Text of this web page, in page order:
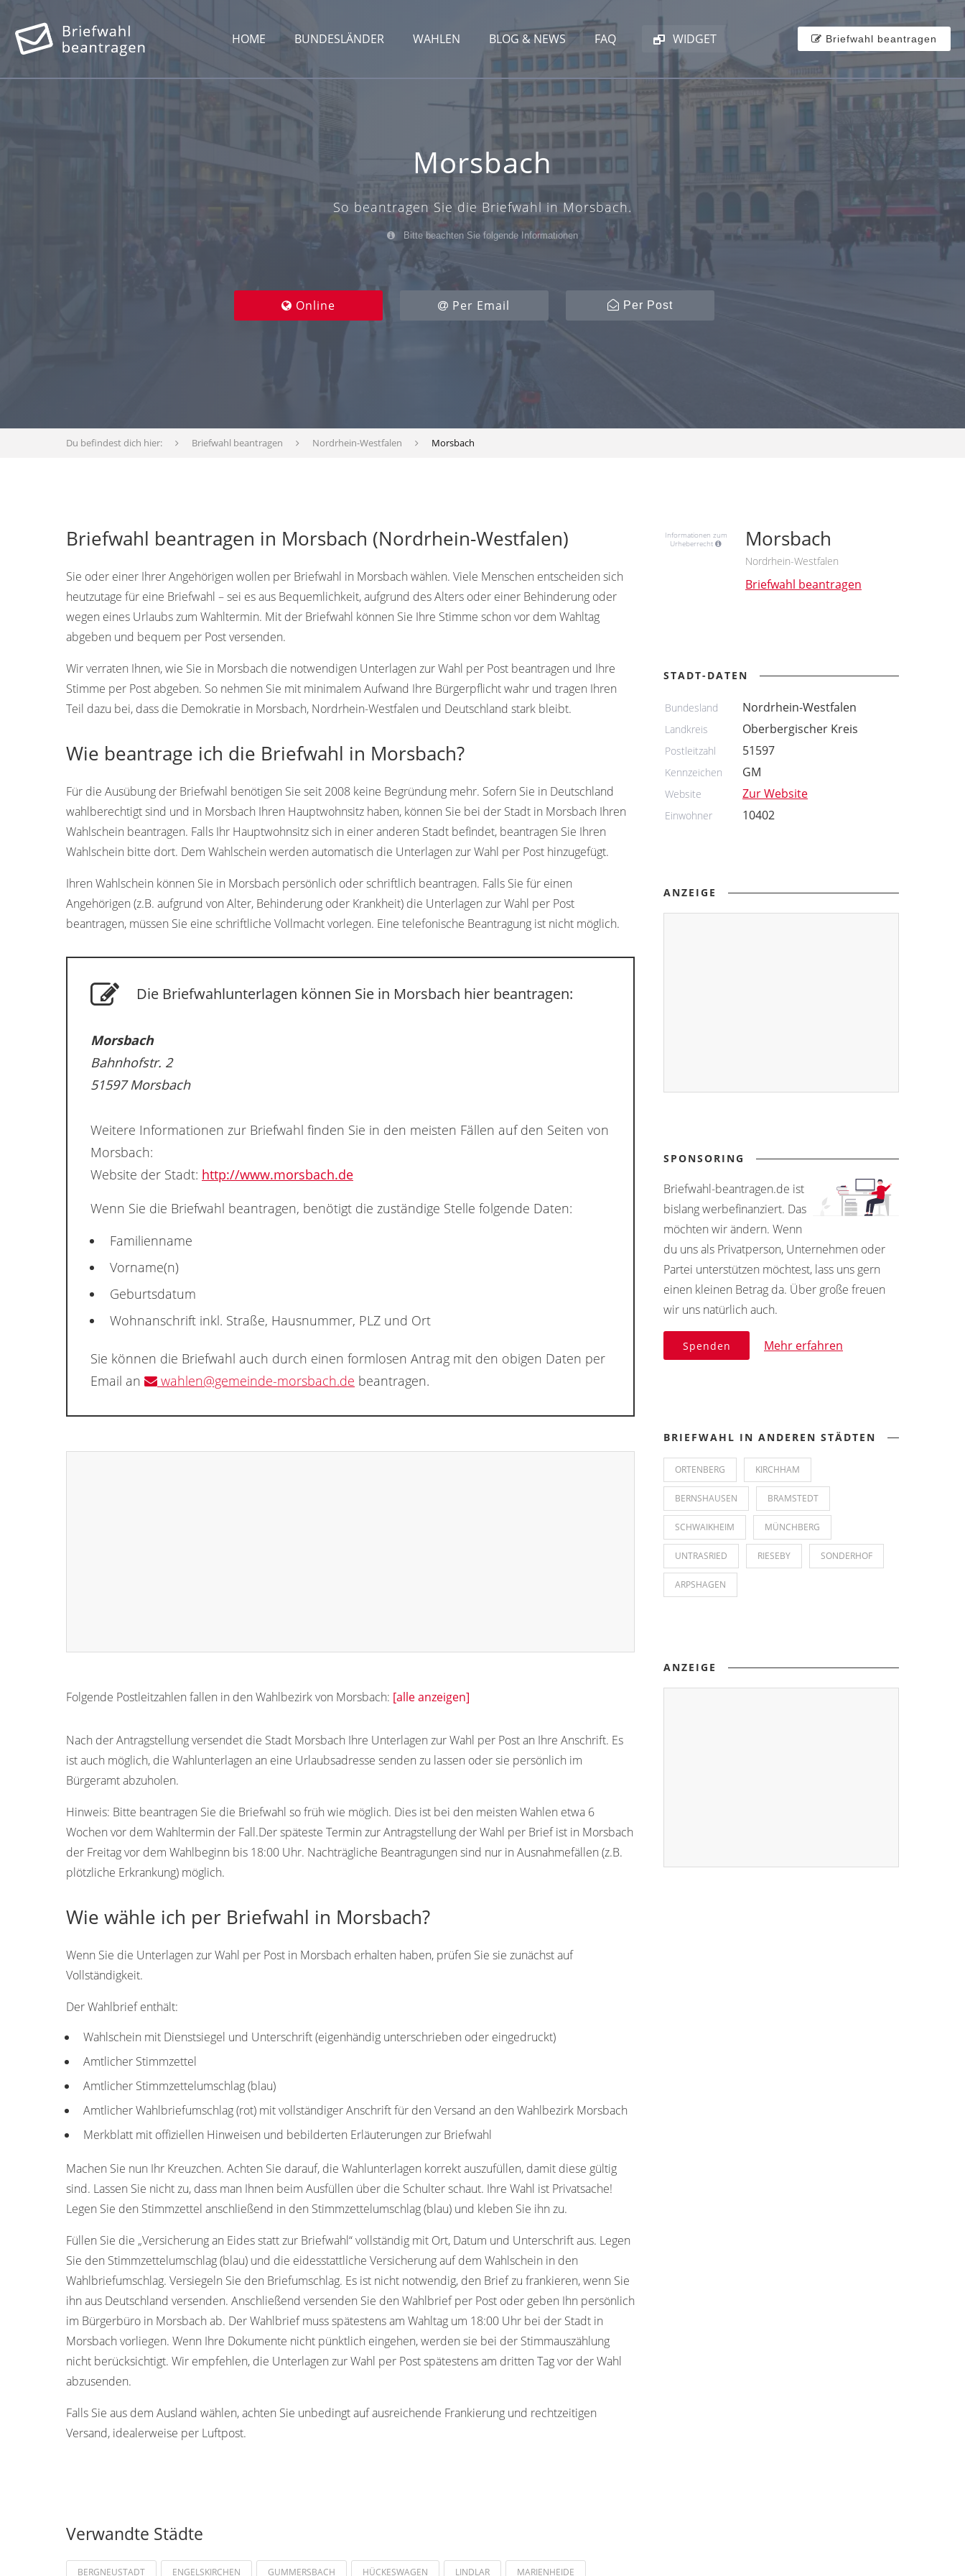
HOME BUNDESLÄNDER WAHLEN BLOG & NEWS FAQ WIDGET Briefwahl beantragen
Morsbach
So beantragen Sie die Briefwahl in Morsbach.
Bitte beachten Sie folgende Informationen
Online Per Email Per Post
Du befindest dich hier: Briefwahl beantragen Nordrhein-Westfalen Morsbach
Briefwahl beantragen in Morsbach (Nordrhein-Westfalen)
Sie oder einer Ihrer Angehörigen wollen per Briefwahl in Morsbach wählen. Viele Menschen entscheiden sich
heutzutage für eine Briefwahl – sei es aus Bequemlichkeit, aufgrund des Alters oder einer Behinderung oder
wegen eines Urlaubs zum Wahltermin. Mit der Briefwahl können Sie Ihre Stimme schon vor dem Wahltag
abgeben und bequem per Post versenden.
Wir verraten Ihnen, wie Sie in Morsbach die notwendigen Unterlagen zur Wahl per Post beantragen und Ihre
Stimme per Post abgeben. So nehmen Sie mit minimalem Aufwand Ihre Bürgerpflicht wahr und tragen Ihren
Teil dazu bei, dass die Demokratie in Morsbach, Nordrhein-Westfalen und Deutschland stark bleibt.
Wie beantrage ich die Briefwahl in Morsbach?
Für die Ausübung der Briefwahl benötigen Sie seit 2008 keine Begründung mehr. Sofern Sie in Deutschland
wahlberechtigt sind und in Morsbach Ihren Hauptwohnsitz haben, können Sie bei der Stadt in Morsbach Ihren
Wahlschein beantragen. Falls Ihr Hauptwohnsitz sich in einer anderen Stadt befindet, beantragen Sie Ihren
Wahlschein bitte dort. Dem Wahlschein werden automatisch die Unterlagen zur Wahl per Post hinzugefügt.
Ihren Wahlschein können Sie in Morsbach persönlich oder schriftlich beantragen. Falls Sie für einen
Angehörigen (z.B. aufgrund von Alter, Behinderung oder Krankheit) die Unterlagen zur Wahl per Post
beantragen, müssen Sie eine schriftliche Vollmacht vorlegen. Eine telefonische Beantragung ist nicht möglich.
Die Briefwahlunterlagen können Sie in Morsbach hier beantragen:
Morsbach
Bahnhofstr. 2
51597 Morsbach
Weitere Informationen zur Briefwahl finden Sie in den meisten Fällen auf den Seiten von
Morsbach:
Website der Stadt: http://www.morsbach.de
Wenn Sie die Briefwahl beantragen, benötigt die zuständige Stelle folgende Daten:
Familienname
Vorname(n)
Geburtsdatum
Wohnanschrift inkl. Straße, Hausnummer, PLZ und Ort
Sie können die Briefwahl auch durch einen formlosen Antrag mit den obigen Daten per
Email an
wahlen@gemeinde-morsbach.de beantragen.
Folgende Postleitzahlen fallen in den Wahlbezirk von Morsbach: [alle anzeigen]
Nach der Antragstellung versendet die Stadt Morsbach Ihre Unterlagen zur Wahl per Post an Ihre Anschrift. Es
ist auch möglich, die Wahlunterlagen an eine Urlaubsadresse senden zu lassen oder sie persönlich im
Bürgeramt abzuholen.
Hinweis: Bitte beantragen Sie die Briefwahl so früh wie möglich. Dies ist bei den meisten Wahlen etwa 6
Wochen vor dem Wahltermin der Fall.Der späteste Termin zur Antragstellung der Wahl per Brief ist in Morsbach
der Freitag vor dem Wahlbeginn bis 18:00 Uhr. Nachträgliche Beantragungen sind nur in Ausnahmefällen (z.B.
plötzliche Erkrankung) möglich.
Wie wähle ich per Briefwahl in Morsbach?
Wenn Sie die Unterlagen zur Wahl per Post in Morsbach erhalten haben, prüfen Sie sie zunächst auf
Vollständigkeit.
Der Wahlbrief enthält:
Wahlschein mit Dienstsiegel und Unterschrift (eigenhändig unterschrieben oder eingedruckt)
Amtlicher Stimmzettel
Amtlicher Stimmzettelumschlag (blau)
Amtlicher Wahlbriefumschlag (rot) mit vollständiger Anschrift für den Versand an den Wahlbezirk Morsbach
Merkblatt mit offiziellen Hinweisen und bebilderten Erläuterungen zur Briefwahl
Machen Sie nun Ihr Kreuzchen. Achten Sie darauf, die Wahlunterlagen korrekt auszufüllen, damit diese gültig
sind. Lassen Sie nicht zu, dass man Ihnen beim Ausfüllen über die Schulter schaut. Ihre Wahl ist Privatsache!
Legen Sie den Stimmzettel anschließend in den Stimmzettelumschlag (blau) und kleben Sie ihn zu.
Füllen Sie die „Versicherung an Eides statt zur Briefwahl“ vollständig mit Ort, Datum und Unterschrift aus. Legen
Sie den Stimmzettelumschlag (blau) und die eidesstattliche Versicherung auf dem Wahlschein in den
Wahlbriefumschlag. Versiegeln Sie den Briefumschlag. Es ist nicht notwendig, den Brief zu frankieren, wenn Sie
ihn aus Deutschland versenden. Anschließend versenden Sie den Wahlbrief per Post oder geben Ihn persönlich
im Bürgerbüro in Morsbach ab. Der Wahlbrief muss spätestens am Wahltag um 18:00 Uhr bei der Stadt in
Morsbach vorliegen. Wenn Ihre Dokumente nicht pünktlich eingehen, werden sie bei der Stimmauszählung
nicht berücksichtigt. Wir empfehlen, die Unterlagen zur Wahl per Post spätestens am dritten Tag vor der Wahl
abzusenden.
Falls Sie aus dem Ausland wählen, achten Sie unbedingt auf ausreichende Frankierung und rechtzeitigen
Versand, idealerweise per Luftpost.
Verwandte Städte
BERGNEUSTADT ENGELSKIRCHEN GUMMERSBACH HÜCKESWAGEN LINDLAR MARIENHEIDE
Informationen zum
Urheberrecht
Morsbach
Nordrhein-Westfalen
Briefwahl beantragen
STADT-DATEN
Bundesland Nordrhein-Westfalen
Landkreis Oberbergischer Kreis
Postleitzahl 51597
Kennzeichen GM
Website Zur Website
Einwohner 10402
ANZEIGE
SPONSORING
Briefwahl-beantragen.de ist
bislang werbefinanziert. Das
möchten wir ändern. Wenn
du uns als Privatperson, Unternehmen oder
Partei unterstützen möchtest, lass uns gern
einen kleinen Betrag da. Über große freuen
wir uns natürlich auch.
Spenden Mehr erfahren
BRIEFWAHL IN ANDEREN STÄDTEN
ORTENBERG KIRCHHAM
BERNSHAUSEN BRAMSTEDT
SCHWAIKHEIM MÜNCHBERG
UNTRASRIED RIESEBY SONDERHOF
ARPSHAGEN
ANZEIGE